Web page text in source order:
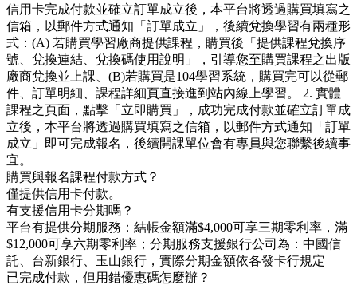
信用卡完成付款並確立訂單成立後，本平台將透過購買填寫之
信箱，以郵件方式通知「訂單成立」，後續兌換學習有兩種形
式：(A) 若購買學習廠商提供課程，購買後「提供課程兌換序
號、兌換連結、兌換碼使用說明」，引導您至購買課程之出版
廠商兌換並上課、(B)若購買是104學習系統，購買完可以從郵
件、訂單明細、課程詳細頁直接進到站內線上學習。 2. 實體
課程之頁面，點擊「立即購買」，成功完成付款並確立訂單成
立後，本平台將透過購買填寫之信箱，以郵件方式通知「訂單
成立」即可完成報名，後續開課單位會有專員與您聯繫後續事
宜。
購買與報名課程付款方式？
僅提供信用卡付款。
有支援信用卡分期嗎？
平台有提供分期服務：結帳金額滿$4,000可享三期零利率，滿
$12,000可享六期零利率；分期服務支援銀行公司為：中國信
託、台新銀行、玉山銀行，實際分期金額依各發卡行規定
已完成付款，但用錯優惠碼怎麼辦？